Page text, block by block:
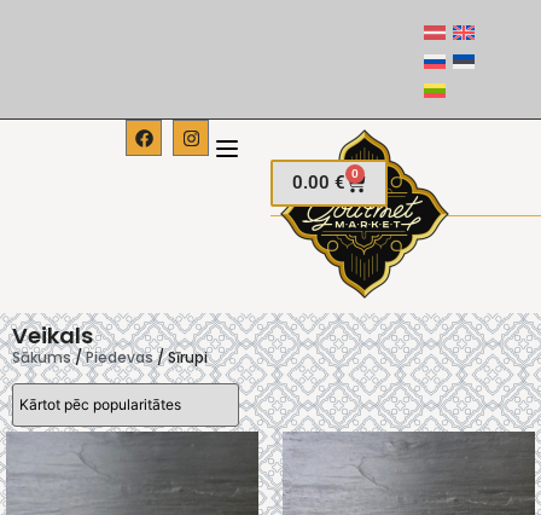
0.00 € 0
Veikals
Sākums/Piedevas/ Sīrupi